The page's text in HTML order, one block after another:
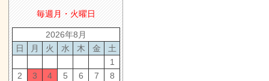
毎週月・火曜日
2026年8月
日
月 火 水 木 金
土
1
2
3 4 5 6 7
8